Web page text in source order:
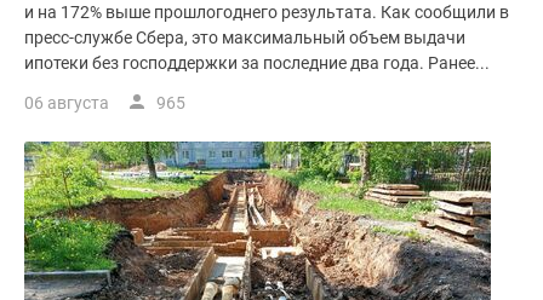
и на 172% выше прошлогоднего результата. Как сообщили в
пресс-службе Сбера, это максимальный объем выдачи
ипотеки без господдержки за последние два года. Ранее...
06 августа 965